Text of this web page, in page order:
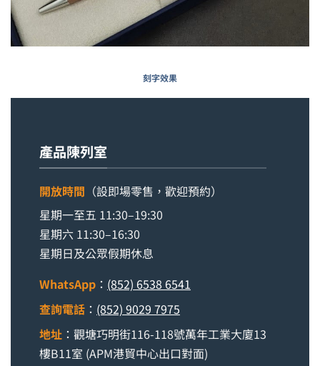
刻字效果
產品陳列室
開放時間 （設即場零售，歡迎預約）
星期一至五 11:30–19:30
星期六 11:30–16:30
星期日及公眾假期休息
WhatsApp ： (852) 6538 6541
查詢電話 ： (852) 9029 7975
地址 ：觀塘巧明街116-118號萬年工業大廈13
樓B11室 (APM港貿中心出口對面)